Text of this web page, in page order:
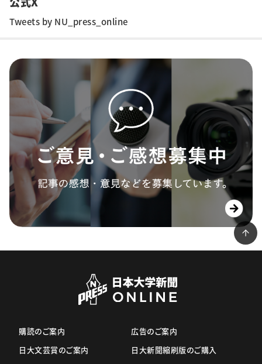
Tweets by NU_press_online
購読のご案内
日大文芸賞のご案内
広告のご案内
日大新聞縮刷版のご購入